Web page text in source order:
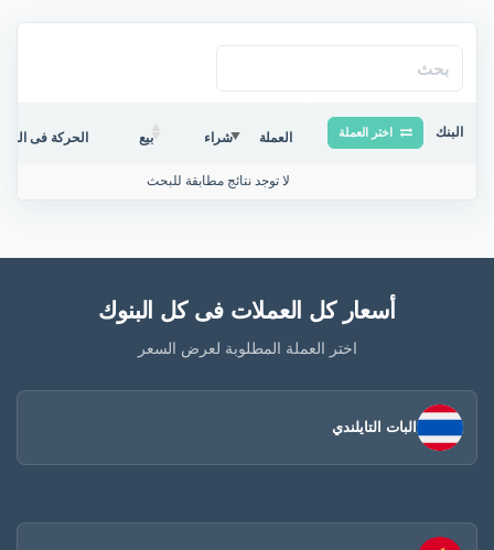
البنك اختر العملة العملة شراء بيع الحركة فى
لا توجد نتائج مطابقة للبحث
أسعار كل العملات فى كل البنوك
اختر العملة المطلوبة لعرض السعر
البات التايلندي